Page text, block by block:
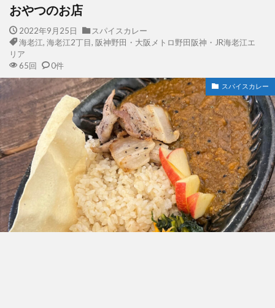
おやつのお店
2022年9月25日
スパイスカレー
海老江, 海老江2丁目, 阪神野田・大阪メトロ野田阪神・JR海老江エ
リア
65回
0件
スパイスカレー